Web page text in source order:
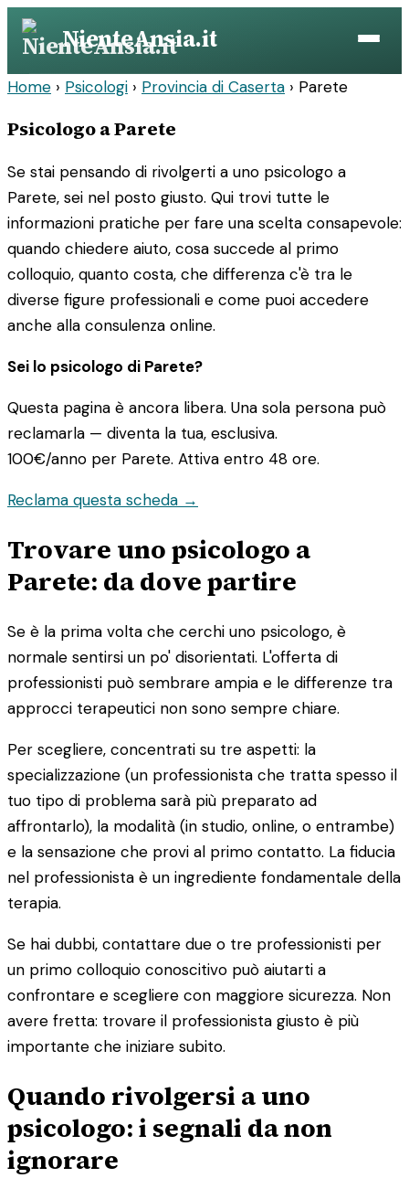
Vai
contenuto
NienteAnsia.it
Home › Psicologi › Provincia di Caserta › Parete
Psicologo a Parete
Se stai pensando di rivolgerti a uno psicologo a
Parete, sei nel posto giusto. Qui trovi tutte le
informazioni pratiche per fare una scelta consapevole:
quando chiedere aiuto, cosa succede al primo
colloquio, quanto costa, che differenza c'è tra le
diverse figure professionali e come puoi accedere
anche alla consulenza online.
Sei lo psicologo di Parete?
Questa pagina è ancora libera. Una sola persona può
reclamarla — diventa la tua, esclusiva.
100€/anno per Parete. Attiva entro 48 ore.
Reclama questa scheda →
Trovare uno psicologo a
Parete: da dove partire
Se è la prima volta che cerchi uno psicologo, è
normale sentirsi un po' disorientati. L'offerta di
professionisti può sembrare ampia e le differenze tra
approcci terapeutici non sono sempre chiare.
Per scegliere, concentrati su tre aspetti: la
specializzazione (un professionista che tratta spesso il
tuo tipo di problema sarà più preparato ad
affrontarlo), la modalità (in studio, online, o entrambe)
e la sensazione che provi al primo contatto. La fiducia
nel professionista è un ingrediente fondamentale della
terapia.
Se hai dubbi, contattare due o tre professionisti per
un primo colloquio conoscitivo può aiutarti a
confrontare e scegliere con maggiore sicurezza. Non
avere fretta: trovare il professionista giusto è più
importante che iniziare subito.
Quando rivolgersi a uno
psicologo: i segnali da non
ignorare